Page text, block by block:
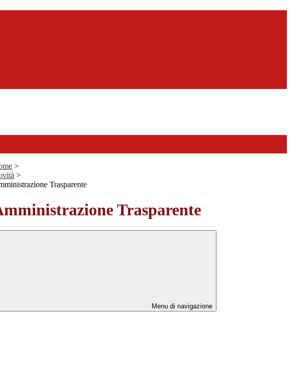
>
>
Trasparente
Trasparente
Menu di navigazione